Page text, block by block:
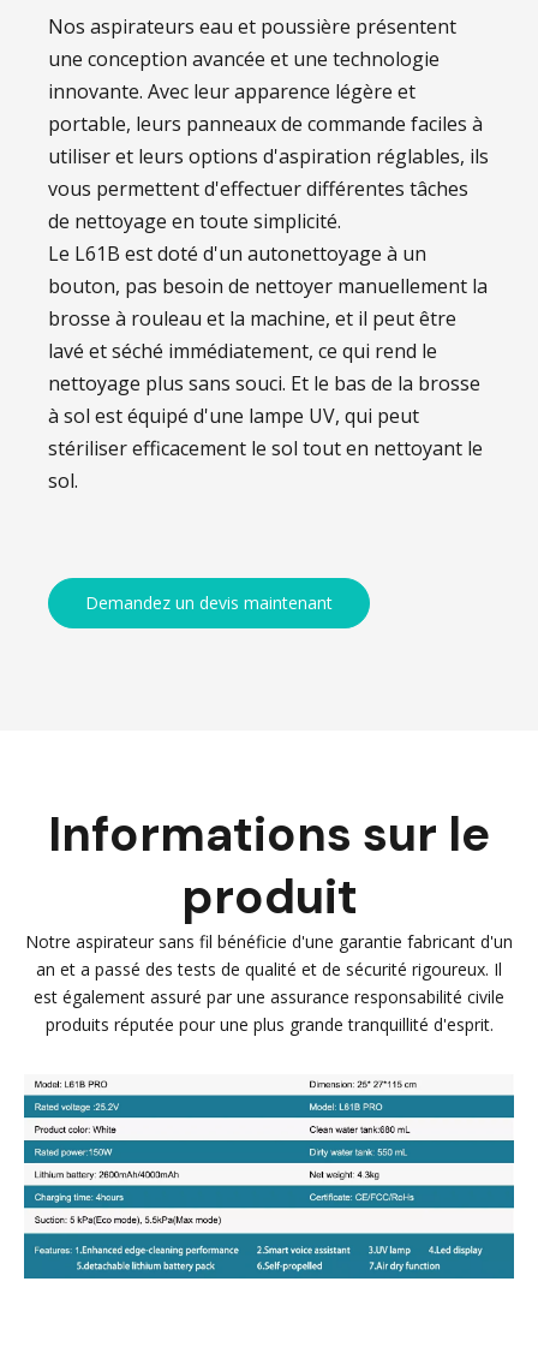
Nos aspirateurs eau et poussière présentent
une conception avancée et une technologie
innovante. Avec leur apparence légère et
portable, leurs panneaux de commande faciles à
utiliser et leurs options d'aspiration réglables, ils
vous permettent d'effectuer différentes tâches
de nettoyage en toute simplicité.
Le L61B est doté d'un autonettoyage à un
bouton, pas besoin de nettoyer manuellement la
brosse à rouleau et la machine, et il peut être
lavé et séché immédiatement, ce qui rend le
nettoyage plus sans souci. Et le bas de la brosse
à sol est équipé d'une lampe UV, qui peut
stériliser efficacement le sol tout en nettoyant le
sol.
Demandez un devis maintenant
Informations sur le
produit
Notre aspirateur sans fil bénéficie d'une garantie fabricant d'un
an et a passé des tests de qualité et de sécurité rigoureux. Il
est également assuré par une assurance responsabilité civile
produits réputée pour une plus grande tranquillité d'esprit.